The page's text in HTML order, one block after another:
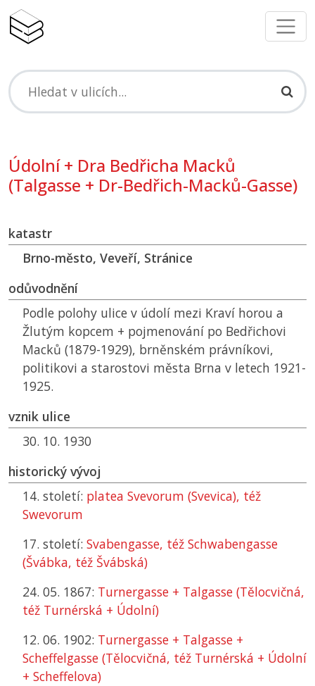
Údolní + Dra Bedřicha Macků
(Talgasse + Dr-Bedřich-Macků-Gasse)
katastr
Brno-město, Veveří, Stránice
odůvodnění
Podle polohy ulice v údolí mezi Kraví horou a
Žlutým kopcem + pojmenování po Bedřichovi
Macků (1879-1929), brněnském právníkovi,
politikovi a starostovi města Brna v letech 1921-
1925.
vznik ulice
30. 10. 1930
historický vývoj
14. století: platea Svevorum (Svevica), též
Swevorum
17. století: Svabengasse, též Schwabengasse
(Švábka, též Švábská)
24. 05. 1867: Turnergasse + Talgasse (Tělocvičná,
též Turnérská + Údolní)
12. 06. 1902: Turnergasse + Talgasse +
Scheffelgasse (Tělocvičná, též Turnérská + Údolní
+ Scheffelova)